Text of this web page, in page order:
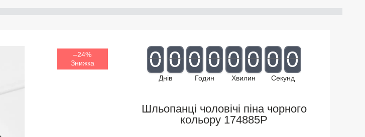
–24% 0 0
Днів
0 0
Годин
0 0
Хвилин
0 0
Секунд
Шльопанці чоловічі піна чорного
кольору 174885P